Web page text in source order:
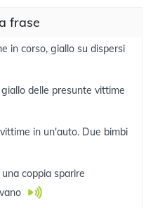
frase
in corso, giallo su dispersi
delle presunte vittime
in un'auto. Due bimbi
coppia sparire